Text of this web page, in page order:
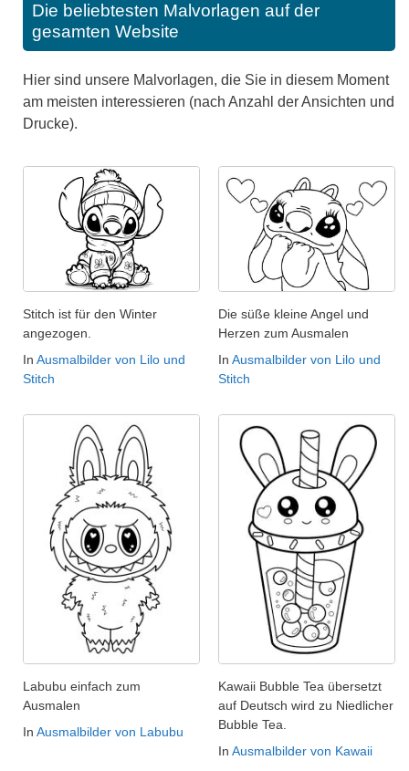
Die beliebtesten Malvorlagen auf der
gesamten Website
Hier sind unsere Malvorlagen, die Sie in diesem Moment
am meisten interessieren (nach Anzahl der Ansichten und
Drucke).
Stitch ist für den Winter
angezogen.
In Ausmalbilder von Lilo und
Stitch
Die süße kleine Angel und
Herzen zum Ausmalen
In Ausmalbilder von Lilo und
Stitch
Labubu einfach zum
Ausmalen
In Ausmalbilder von Labubu
Kawaii Bubble Tea übersetzt
auf Deutsch wird zu Niedlicher
Bubble Tea.
In Ausmalbilder von Kawaii